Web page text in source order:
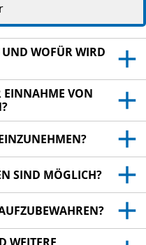
Ihnen persönlich
nicht an Dritte weiter.
schaden, auch wenn
haben wie Sie.
bemerken, wenden Sie
Dies gilt auch
in dieser
sind. Siehe Abschnitt
WOFÜR WIRD
EINNAHME VON
SIND MÖGLICH?